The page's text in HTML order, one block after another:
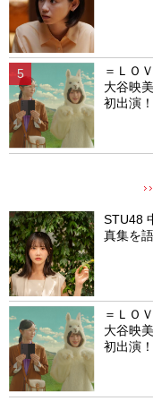
＝ＬＯ
大谷映
初出演！
STU48
真集を語
＝ＬＯ
大谷映
初出演！